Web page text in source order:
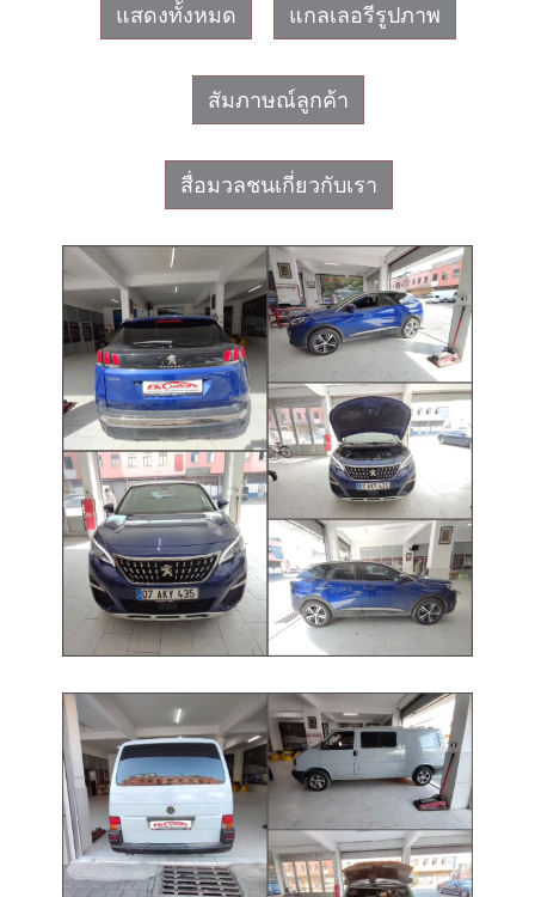
แสดงทั้งหมด แกลเลอรีรูปภาพ
สัมภาษณ์ลูกค้า
สื่อมวลชนเกี่ยวกับเรา